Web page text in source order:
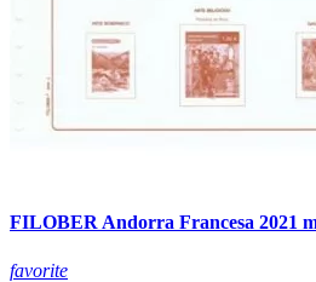
FILOBER Andorra Francesa 2021
favorite